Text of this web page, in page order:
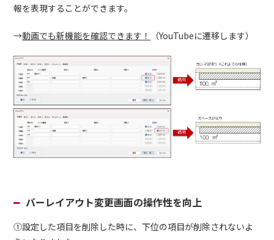
報を表現することができます。
→動画でも新機能を確認できます！ （YouTubeに遷移します）
バーレイアウト変更画面の操作性を向上
①設定した項目を削除した時に、下位の項目が削除されないよ